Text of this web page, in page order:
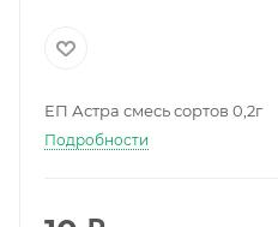
ЕП Астра смесь сортов 0,2г
Подробности